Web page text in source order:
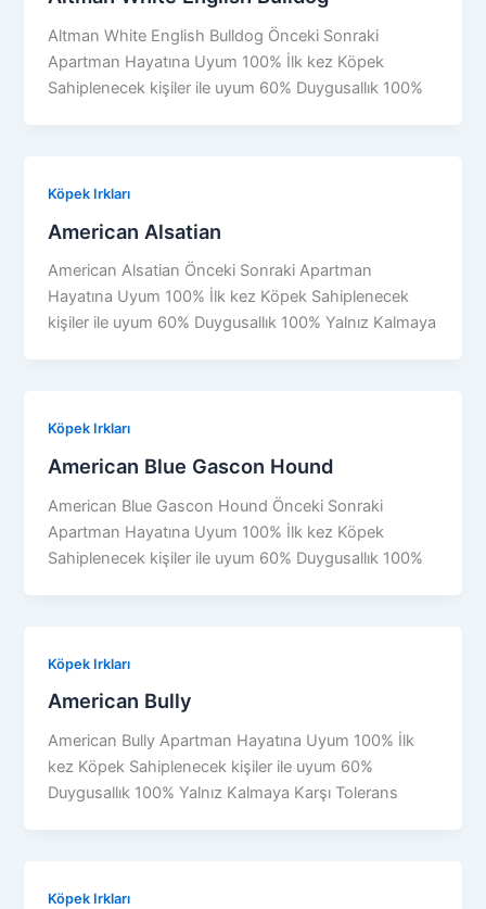
Altman White English Bulldog Önceki Sonraki
Apartman Hayatına Uyum 100% İlk kez Köpek
Sahiplenecek kişiler ile uyum 60% Duygusallık 100%
Köpek Irkları
American Alsatian
American Alsatian Önceki Sonraki Apartman
Hayatına Uyum 100% İlk kez Köpek Sahiplenecek
kişiler ile uyum 60% Duygusallık 100% Yalnız Kalmaya
Köpek Irkları
American Blue Gascon Hound
American Blue Gascon Hound Önceki Sonraki
Apartman Hayatına Uyum 100% İlk kez Köpek
Sahiplenecek kişiler ile uyum 60% Duygusallık 100%
Köpek Irkları
American Bully
American Bully Apartman Hayatına Uyum 100% İlk
kez Köpek Sahiplenecek kişiler ile uyum 60%
Duygusallık 100% Yalnız Kalmaya Karşı Tolerans
Köpek Irkları